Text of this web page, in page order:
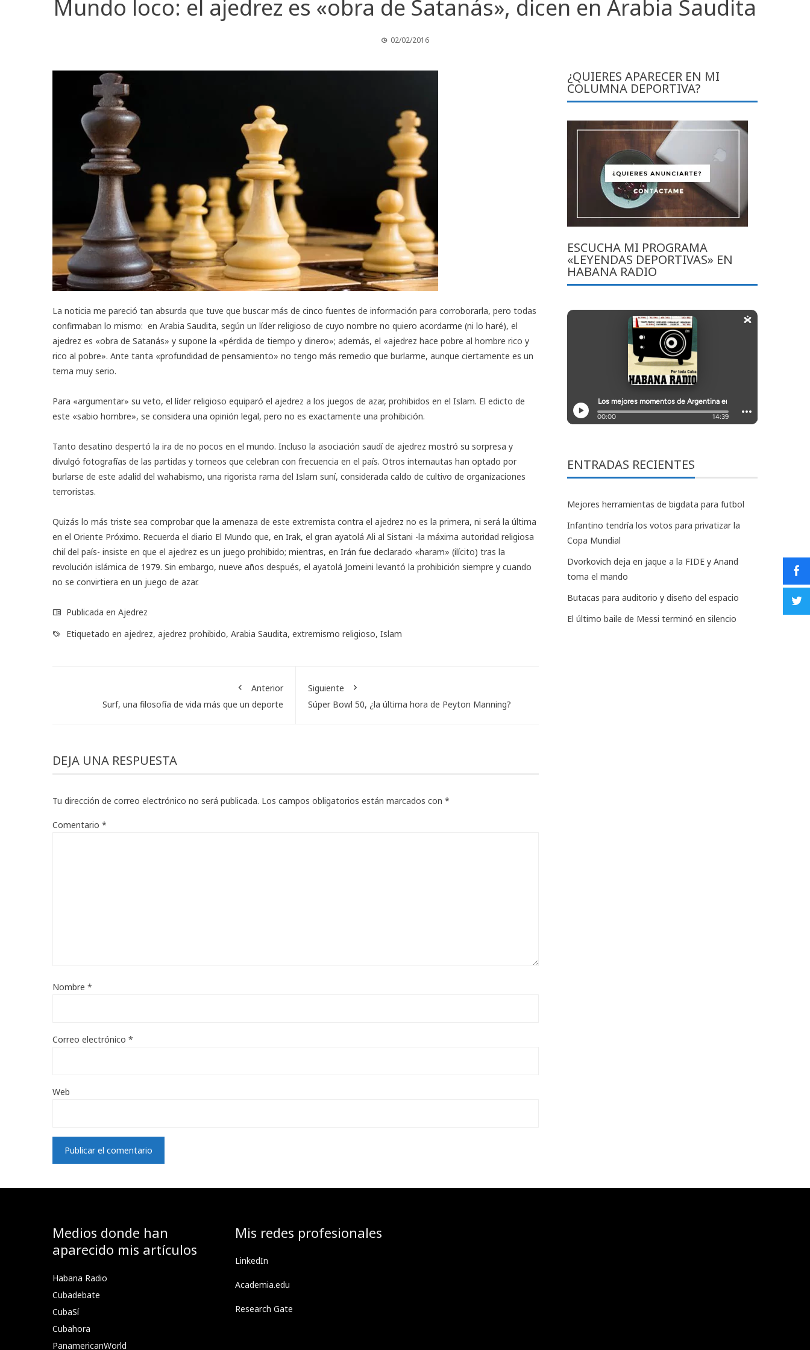
Mundo loco: el ajedrez es «obra de Satanás», dicen en Arabia Saudita
02/02/2016
La noticia me pareció tan absurda que tuve que buscar más de cinco fuentes de información para corroborarla, pero todas
confirmaban lo mismo: en Arabia Saudita, según un líder religioso de cuyo nombre no quiero acordarme (ni lo haré), el
ajedrez es «obra de Satanás» y supone la «pérdida de tiempo y dinero»; además, el «ajedrez hace pobre al hombre rico y
rico al pobre». Ante tanta «profundidad de pensamiento» no tengo más remedio que burlarme, aunque ciertamente es un
tema muy serio.
Para «argumentar» su veto, el líder religioso equiparó el ajedrez a los juegos de azar, prohibidos en el Islam. El edicto de
este «sabio hombre», se considera una opinión legal, pero no es exactamente una prohibición.
Tanto desatino despertó la ira de no pocos en el mundo. Incluso la asociación saudí de ajedrez mostró su sorpresa y
divulgó fotografías de las partidas y torneos que celebran con frecuencia en el país. Otros internautas han optado por
burlarse de este adalid del wahabismo, una rigorista rama del Islam suní, considerada caldo de cultivo de organizaciones
terroristas.
Quizás lo más triste sea comprobar que la amenaza de este extremista contra el ajedrez no es la primera, ni será la última
en el Oriente Próximo. Recuerda el diario El Mundo que, en Irak, el gran ayatolá Ali al Sistani -la máxima autoridad religiosa
chií del país- insiste en que el ajedrez es un juego prohibido; mientras, en Irán fue declarado «haram» (ilícito) tras la
revolución islámica de 1979. Sin embargo, nueve años después, el ayatolá Jomeini levantó la prohibición siempre y cuando
no se convirtiera en un juego de azar.
Publicada en Ajedrez
Etiquetado en ajedrez, ajedrez prohibido, Arabia Saudita, extremismo religioso, Islam
Anterior
Surf, una filosofía de vida más que un deporte
Siguiente
Súper Bowl 50, ¿la última hora de Peyton Manning?
DEJA UNA RESPUESTA
Tu dirección de correo electrónico no será publicada. Los campos obligatorios están marcados con *
Comentario *
Nombre *
Correo electrónico *
Web
¿QUIERES APARECER EN MI
COLUMNA DEPORTIVA?
ESCUCHA MI PROGRAMA
«LEYENDAS DEPORTIVAS» EN
HABANA RADIO
ENTRADAS RECIENTES
Mejores herramientas de bigdata para futbol
Infantino tendría los votos para privatizar la
Copa Mundial
Dvorkovich deja en jaque a la FIDE y Anand
toma el mando
Butacas para auditorio y diseño del espacio
El último baile de Messi terminó en silencio
Medios donde han
aparecido mis artículos
Habana Radio
Cubadebate
CubaSí
Cubahora
PanamericanWorld
Mis redes profesionales
LinkedIn
Academia.edu
Research Gate